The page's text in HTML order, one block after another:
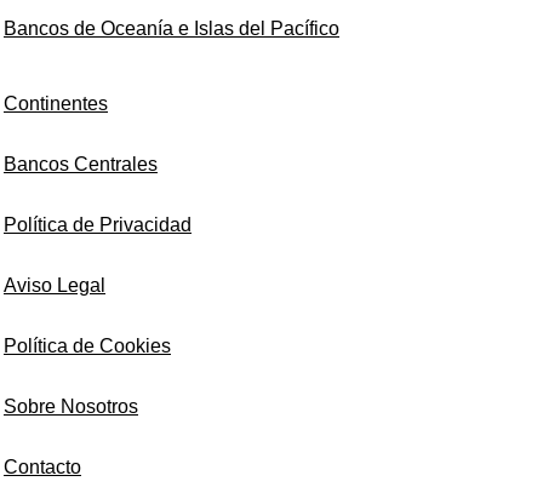
Bancos de Oceanía e Islas del Pacífico
Continentes
Bancos Centrales
Política de Privacidad
Aviso Legal
Política de Cookies
Sobre Nosotros
Contacto